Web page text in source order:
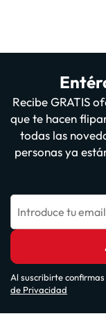
Recibe GRATIS
que te hacen
todas las
personas ya
Introduce tu email
Al suscribirte
de Privacidad